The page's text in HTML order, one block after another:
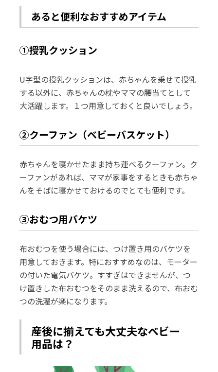
あると便利なおすすめアイテム
①授乳クッション
U字型の授乳クッションは、赤ちゃんを乗せて授乳
する以外に、赤ちゃんの枕やママの腰当てとして
大活躍します。１つ用意しておくと良いでしょう。
②クーファン（ベビーバスケット）
赤ちゃんを寝かせたまま持ち運べるクーファン。ク
ーファンがあれば、ママが家事をするときも赤ちゃ
んをそばに寝かせておけるのでとても便利です。
③おむつ用バケツ
布おむつを使う場合には、つけ置き用のバケツを
用意しておきます。特におすすめなのは、モーター
の付いた電気バケツ。すすぎはできませんが、つ
け置きした布おむつをそのまま洗えるので、布おむ
つの洗濯が楽になります。
産後に揃えても大丈夫なベビー
用品は？